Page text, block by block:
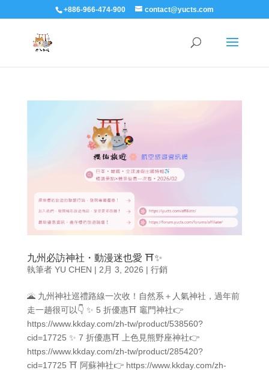
+886-966-474-900 contact@yucts.com
九州必訪神社・動漫迷也愛 ⛩️✨
執筆者 YU CHEN | 2月 3, 2026 | 行銷
🌋 九州神社巡禮路線一次收！自然系＋人氣神社，過年前
走一趟很可以👇 ✨ 5 折優惠⛩ 竈門神社👉
https://www.kkday.com/zh-tw/product/538560?
cid=17725 ✨ 7 折優惠⛩ 上色見熊野座神社👉
https://www.kkday.com/zh-tw/product/285420?
cid=17725 ⛩ 阿蘇神社👉 https://www.kkday.com/zh-